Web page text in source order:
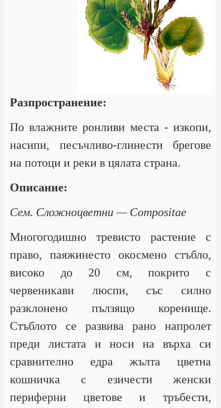
Разпространение:
По влажните ронливи места - изкопи,
насипи, песъчливо-глинести брегове
на потоци и реки в цялата страна.
Описание:
Сем. Сложноцветни — Compositae
Многогодишно тревисто растение с
право, паяжинесто окосмено стъбло,
високо до 20 см, покрито с
червеникави люспи, със силно
разклонено пълзящо коренище.
Стъблото се развива рано напролет
преди листата и носи на върха си
сравнително едра жълта цветна
кошничка с езичести женски
периферни цветове и тръбести,